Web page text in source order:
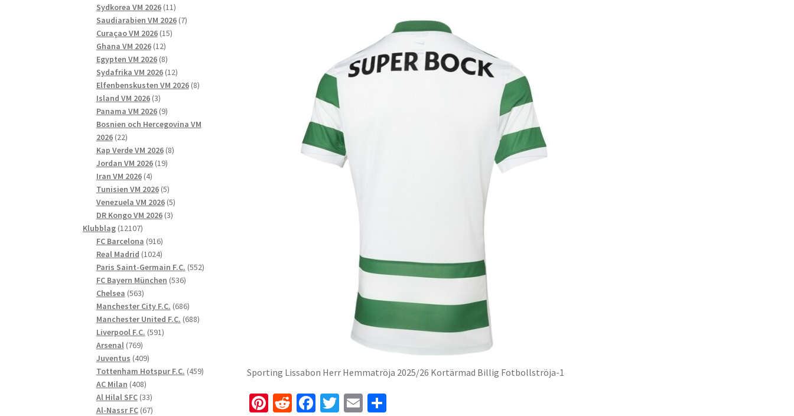
Sporting Lissabon Herr Hemmatröja 2025/26 Kortärmad Billig Fotbollströja-1
Pi R Fa T E D
produkter
Sydkorea VM 2026 1111
produkter
Saudiarabien VM 2026 77
Curaçao VM 2026 1515
Ghana VM 2026 1212
produkter
Egypten VM 2026 88
produkter
Sydafrika VM 2026 1212
produkter
Elfenbenskusten VM 2026 88
Island VM 2026 33
produkter
Panama VM 2026 99
produkter
Bosnien och Hercegovina VM
2026 2222
produkter
Kap Verde VM 2026 88
Jordan VM 2026 1919
Iran VM 2026 44
produkter
Tunisien VM 2026 55
produkter
Venezuela VM 2026 55
produkter
DR Kongo VM 2026 33
Klubblag 1210712107
produkter
FC Barcelona 916916
produkter
Real Madrid 10241024
produkter
Paris Saint-Germain F.C. 552552
FC Bayern München 536536
Chelsea 563563
produkter
Manchester City F.C. 686686
produkter
Manchester United F.C. 688688
Liverpool F.C. 591591
Arsenal 769769
produkter
Juventus 409409
produkter
Tottenham Hotspur F.C. 459459
AC Milan 408408
produkter
Al Hilal SFC 3333
produkter
Al-Nassr FC 6767